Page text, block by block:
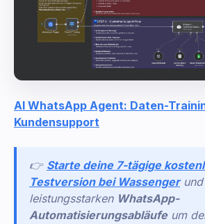
AI WhatsApp Agent: Daten-
Kundensupport
👉 Starte deine 7-tägige
Testversion bei Wassenger
leistungsstarken WhatsApp-
Automatisierungsabläufe um